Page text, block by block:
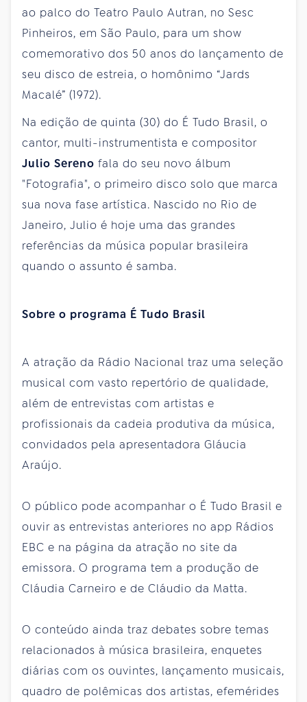
ao palco do Teatro Paulo Autran, no Sesc
Pinheiros, em São Paulo, para um show
comemorativo dos 50 anos do lançamento de
seu disco de estreia, o homônimo “Jards
Macalé” (1972).
Na edição de quinta (30) do É Tudo Brasil, o
cantor, multi-instrumentista e compositor
Julio Sereno fala do seu novo álbum
"Fotografia", o primeiro disco solo que marca
sua nova fase artística. Nascido no Rio de
Janeiro, Julio é hoje uma das grandes
referências da música popular brasileira
quando o assunto é samba.
Sobre o programa É Tudo Brasil
A atração da Rádio Nacional traz uma seleção
musical com vasto repertório de qualidade,
além de entrevistas com artistas e
profissionais da cadeia produtiva da música,
convidados pela apresentadora Gláucia
Araújo.
O público pode acompanhar o É Tudo Brasil e
ouvir as entrevistas anteriores no app Rádios
EBC e na página da atração no site da
emissora. O programa tem a produção de
Cláudia Carneiro e de Cláudio da Matta.
O conteúdo ainda traz debates sobre temas
relacionados à música brasileira, enquetes
diárias com os ouvintes, lançamento musicais,
quadro de polêmicas dos artistas, efemérides